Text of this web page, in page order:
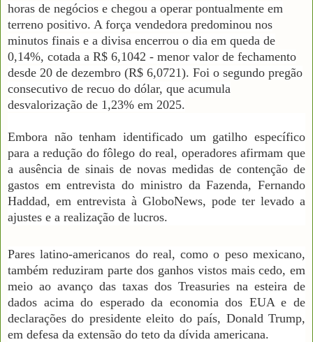
horas de negócios e chegou a operar pontualmente em
terreno positivo. A força vendedora predominou nos
minutos finais e a divisa encerrou o dia em queda de
0,14%, cotada a R$ 6,1042 - menor valor de fechamento
desde 20 de dezembro (R$ 6,0721). Foi o segundo pregão
consecutivo de recuo do dólar, que acumula
desvalorização de 1,23% em 2025.
Embora não tenham identificado um gatilho específico
para a redução do fôlego do real, operadores afirmam que
a ausência de sinais de novas medidas de contenção de
gastos em entrevista do ministro da Fazenda, Fernando
Haddad, em entrevista à GloboNews, pode ter levado a
ajustes e a realização de lucros.
Pares latino-americanos do real, como o peso mexicano,
também reduziram parte dos ganhos vistos mais cedo, em
meio ao avanço das taxas dos Treasuries na esteira de
dados acima do esperado da economia dos EUA e de
declarações do presidente eleito do país, Donald Trump,
em defesa da extensão do teto da dívida americana.